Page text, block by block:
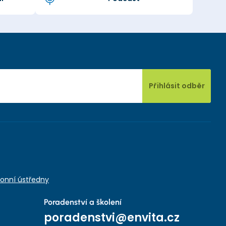
Přihlásit odběr
ústředny
Poradenství a školení
poradenstvi@envita.cz